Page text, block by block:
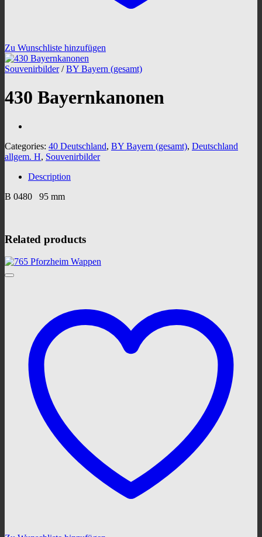
Zu Wunschliste hinzufügen
Souvenirbilder / BY Bayern (gesamt)
430 Bayernkanonen
Categories: 40 Deutschland, BY Bayern (gesamt), Deutschland
allgem. H, Souvenirbilder
Description
B 0480 95 mm
Related products